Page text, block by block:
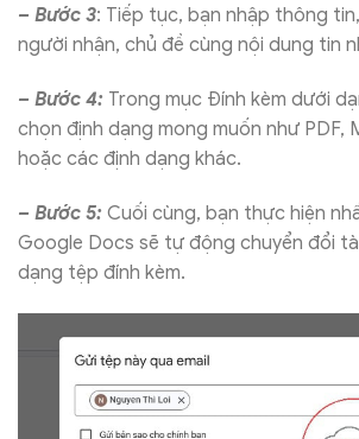
– Bước 3: Tiếp tục, bạn nhập thông
người nhận, chủ đề cùng nội dung tin
– Bước 4: Trong mục Đính kèm dưới
chọn định dạng mong muốn như PDF,
hoặc các định dạng khác.
– Bước 5: Cuối cùng, bạn thực hiện
Google Docs sẽ tự động chuyển đổi
dạng tệp đính kèm.